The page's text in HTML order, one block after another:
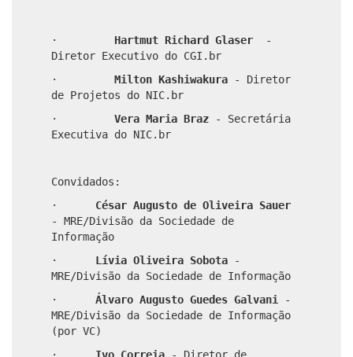
· Hartmut Richard Glaser
-
Diretor Executivo do CGI.br
·
Milton Kashiwakura - Diretor
de Projetos do NIC.br
·
Vera Maria Braz - Secretária
Executiva do NIC.br
Convidados:
·
César Augusto de Oliveira Sauer
- MRE/Divisão da Sociedade de
Informação
·
Lívia Oliveira Sobota
-
MRE/Divisão da Sociedade de Informação
·
Álvaro Augusto Guedes Galvani
-
MRE/Divisão da Sociedade de Informação
(por VC)
·
Ivo Correia - Diretor de